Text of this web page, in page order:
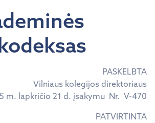
PASKELBTA
Vilniaus kolegijos direktoriaus
m. lapkričio 21 d. įsakymu Nr. V-470
PATVIRTINTA